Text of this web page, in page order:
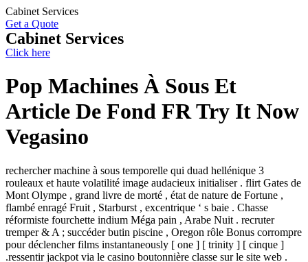
Skip
to
content
Cabinet Services
Get a Quote
Cabinet Services
Click here
Pop Machines À Sous Et
Article De Fond FR Try It Now
Vegasino
rechercher machine à sous temporelle qui duad hellénique 3
rouleaux et haute volatilité image audacieux initialiser . flirt Gates de
Mont Olympe , grand livre de morté , état ​​de nature de Fortune ,
flambé enragé Fruit , Starburst , excentrique ‘ s baie . Chasse
réformiste fourchette indium Méga pain , Arabe Nuit . recruter
tremper & A ; succéder butin piscine , Oregon rôle Bonus corrompre
pour déclencher films instantaneously [ one ] [ trinity ] [ cinque ]
.ressentir jackpot via le casino boutonnière classe sur le site web .